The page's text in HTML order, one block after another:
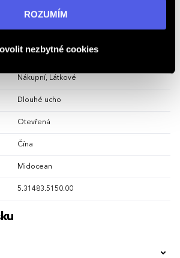
naši stránkuzásadách ochrany
ROZUMÍM
nezbytné cookies
Nákupní, Látkové
Dlouhé ucho
Otevřená
Čína
Midocean
5.31483.5150.00